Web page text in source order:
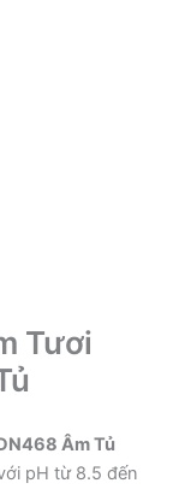
Tươi
Âm Tủ
pH từ 8.5 đến